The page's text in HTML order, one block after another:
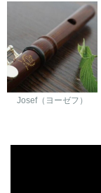
Josef（ヨーゼフ）